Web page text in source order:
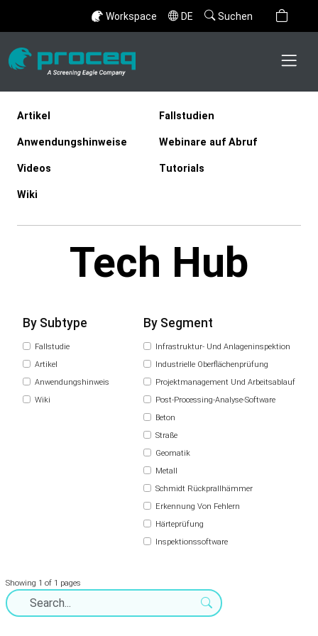
Workspace DE Suchen
Artikel Fallstudien
Anwendungshinweise Webinare auf Abruf
Videos Tutorials
Wiki
Tech Hub
By Subtype
Fallstudie
Artikel
Anwendungshinweis
Wiki
By Segment
Infrastruktur- Und Anlageninspektion
Industrielle Oberflächenprüfung
Projektmanagement Und Arbeitsablauf
Post-Processing-Analyse-Software
Beton
Straße
Geomatik
Metall
Schmidt Rückprallhämmer
Erkennung Von Fehlern
Härteprüfung
Inspektionssoftware
Showing 1 of 1 pages